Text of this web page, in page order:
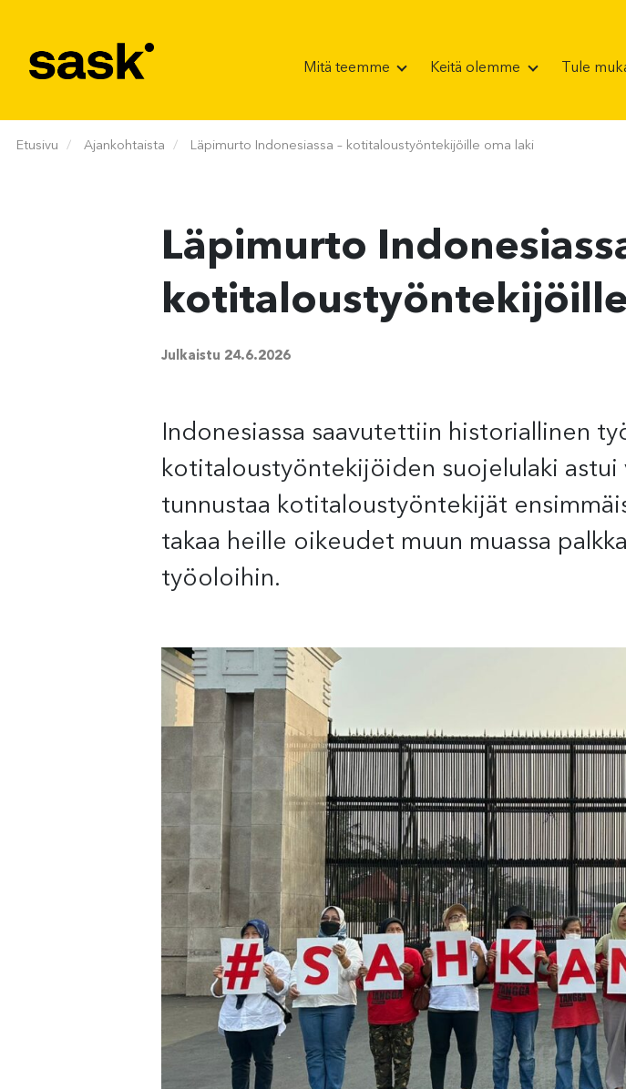
Mitä teemme Keitä olemme Tule
Etusivu Ajankohtaista Läpimurto Indonesiassa – kotitaloustyöntekijöille oma laki
Läpimurto
Julkaistu 24.6.2026
Indonesiassa saavutettiin historiallinen
kotitaloustyöntekijöiden suojelulaki astui
tunnustaa kotitaloustyöntekijät
takaa heille oikeudet muun muassa
työoloihin.